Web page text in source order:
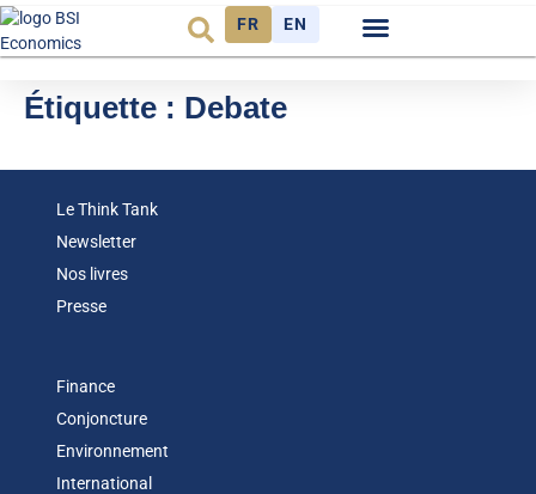
FR EN
Étiquette : Debate
Le Think Tank
Newsletter
Nos livres
Presse
Finance
Conjoncture
Environnement
International